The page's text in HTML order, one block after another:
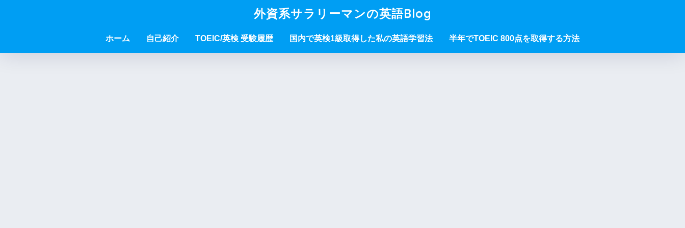
外資系サラリーマンの英語Blog
ホーム 自己紹介 TOEIC/英検 受験履歴 国内で英検1級取得した私の英語学習法 半年でTOEIC 800点を取得する方法